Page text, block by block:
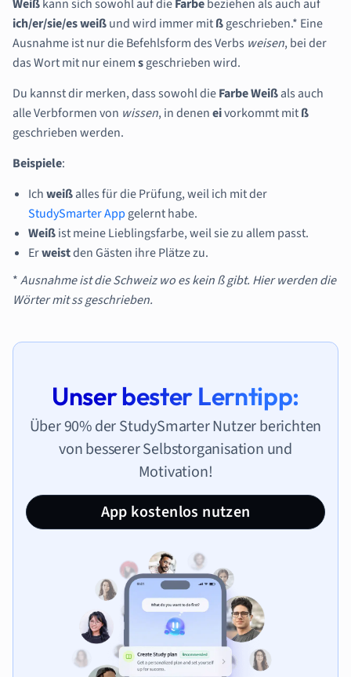
Weißkann sich sowohl auf dieFarbebeziehen als auch auf
ich/er/sie/es weißund wird immer mitßgeschrieben.* Eine
Ausnahme ist nur die Befehlsform des Verbs weisen, bei der
das Wort mit nur einemsgeschrieben wird.
Du kannst dir merken, dass sowohl dieFarbeWeißals auch
alle Verbformen von wissen, in deneneivorkommt mitß
geschrieben werden.
Beispiele:
Ichweißalles für die Prüfung, weil ich mit der
StudySmarter App gelernt habe.
Weißist meine Lieblingsfarbe, weil sie zu allem passt.
Erweistden Gästen ihre Plätze zu.
*Ausnahme ist die Schweiz wo es kein ß gibt. Hier werden die
Wörter mit ss geschrieben.
Unser bester Lerntipp:
Über 90% der StudySmarter Nutzer berichten
von besserer Selbstorganisation und
Motivation!
App kostenlos nutzen